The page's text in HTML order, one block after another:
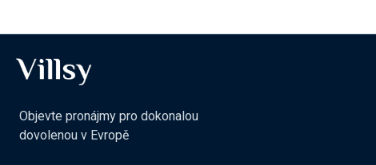
Objevte pronájmy pro dokonalou
dovolenou v Evropě